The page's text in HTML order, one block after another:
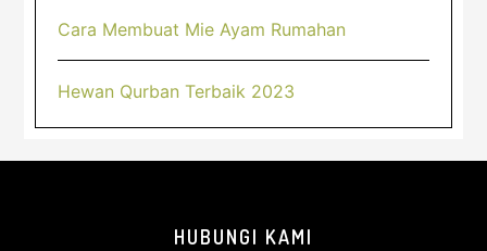
Cara Membuat Mie Ayam Rumahan
Hewan Qurban Terbaik 2023
HUBUNGI KAMI